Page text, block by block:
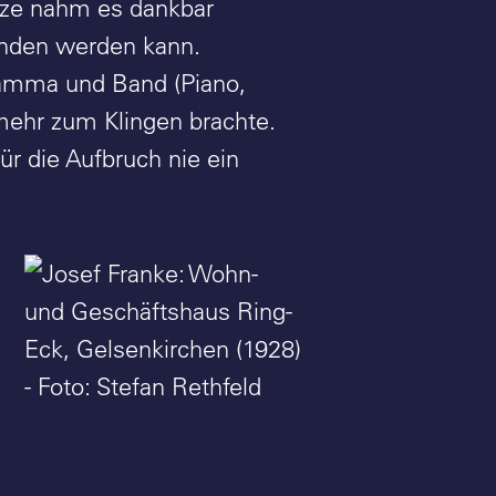
nahm es dankbar
werden kann.
und Band (Piano,
zum Klingen brachte.
die Aufbruch nie ein
Josef Franke: Wohn- und
Geschäftshaus Ring-Eck,